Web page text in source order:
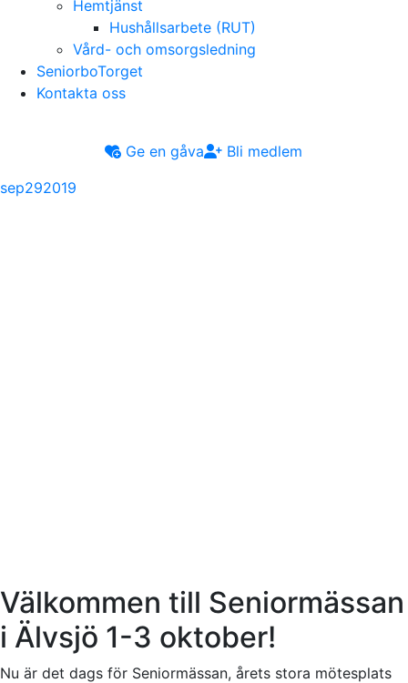
Hemtjänst
Hushållsarbete (RUT)
Vård- och omsorgsledning
SeniorboTorget
Kontakta oss
Ge en gåva
Bli medlem
sep292019
Välkommen till Seniormässan
i Älvsjö 1-3 oktober!
Nu är det dags för Seniormässan, årets stora mötesplats